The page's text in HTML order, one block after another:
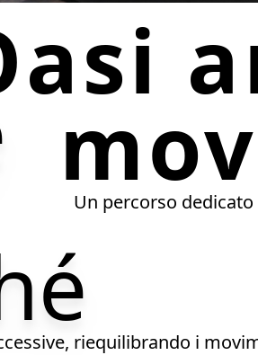
Un percorso
alla riscoperta del
riequilibrando i